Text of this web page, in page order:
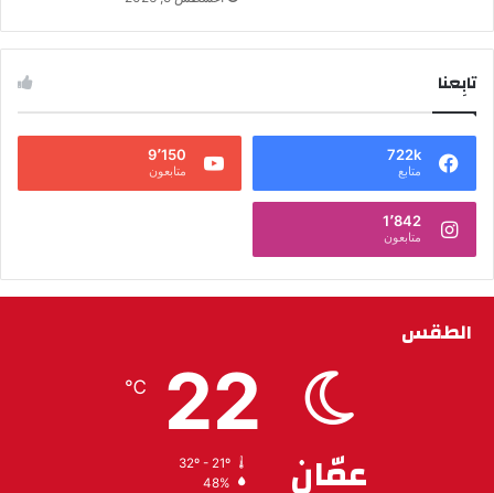
تابِعنا
722k
متابع
9٬150
متابعون
1٬842
متابعون
الطقس
عمّان
22
℃
32º - 21º
48%